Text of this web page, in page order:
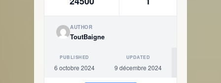
AUTHOR
ToutBaigne
PUBLISHED
6 octobre 2024
UPDATED
9 décembre 2024